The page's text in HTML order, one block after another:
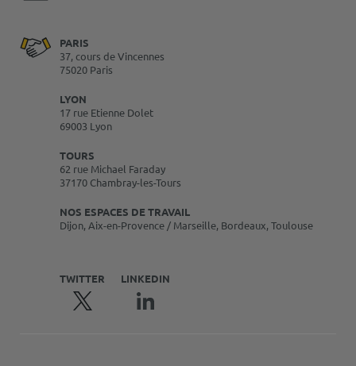
PARIS
37, cours de Vincennes
75020 Paris
LYON
17 rue Etienne Dolet
69003 Lyon
TOURS
62 rue Michael Faraday
37170 Chambray-les-Tours
NOS ESPACES DE TRAVAIL
Dijon, Aix-en-Provence / Marseille, Bordeaux, Toulouse
TWITTER LINKEDIN